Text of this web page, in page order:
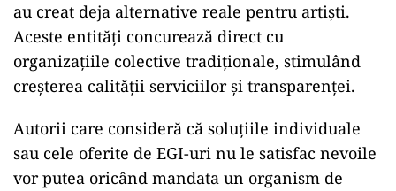
au creat deja alternative reale pentru artiști.
Aceste entități concurează direct cu
organizațiile colective tradiționale, stimulând
creșterea calității serviciilor și transparenței.
Autorii care consideră că soluțiile individuale
sau cele oferite de EGI-uri nu le satisfac nevoile
vor putea oricând mandata un organism de